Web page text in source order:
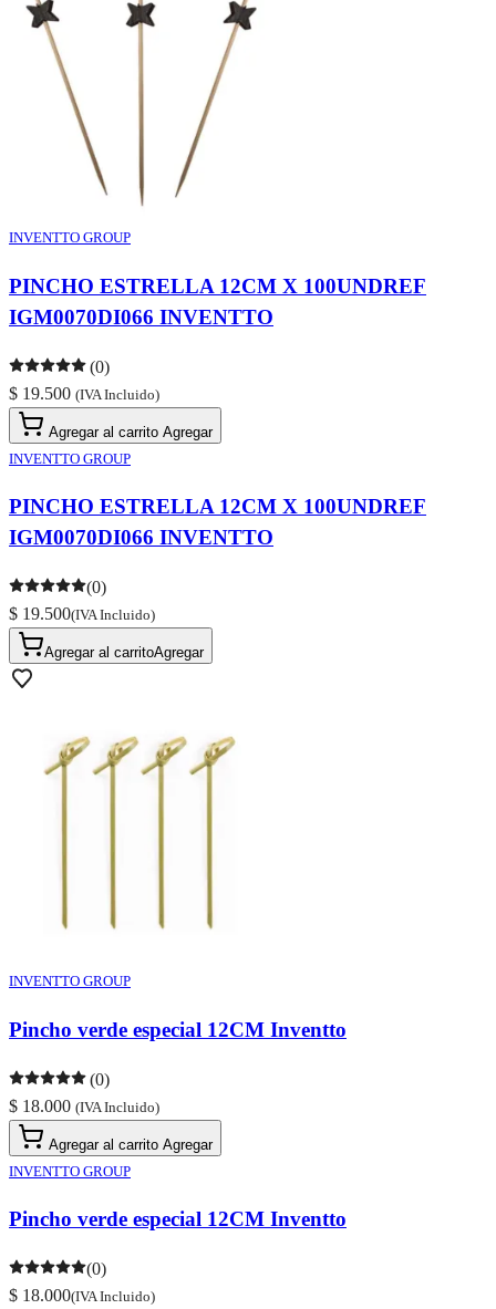
INVENTTO GROUP
PINCHO ESTRELLA 12CM X 100UNDREF
IGM0070DI066 INVENTTO
(0)
$ 19.500 (IVA Incluido)
Agregar al carrito Agregar
INVENTTO GROUP
PINCHO ESTRELLA 12CM X 100UNDREF
IGM0070DI066 INVENTTO
(0)
$ 19.500(IVA Incluido)
Agregar al carritoAgregar
INVENTTO GROUP
Pincho verde especial 12CM Inventto
(0)
$ 18.000 (IVA Incluido)
Agregar al carrito Agregar
INVENTTO GROUP
Pincho verde especial 12CM Inventto
(0)
$ 18.000(IVA Incluido)